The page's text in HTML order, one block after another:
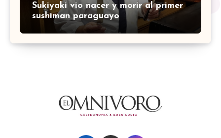
Sukiyaki vio nacer y morir al primer
sushiman paraguayo